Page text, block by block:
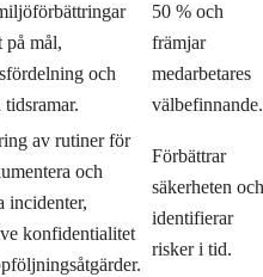
på mål,
och
50 % och
främjar
medarbetares
välbefinnande.
av rutiner för
och
incidenter,
konfidentialitet
Förbättrar
säkerheten och
identifierar
risker i tid.